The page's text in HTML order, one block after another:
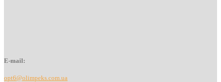
E-mail:
opt6@olimpeks.com.ua